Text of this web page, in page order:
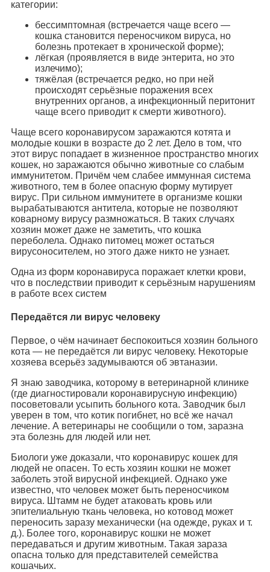
категории:
бессимптомная (встречается чаще всего —
кошка становится переносчиком вируса, но
болезнь протекает в хронической форме);
лёгкая (проявляется в виде энтерита, но это
излечимо);
тяжёлая (встречается редко, но при ней
происходят серьёзные поражения всех
внутренних органов, а инфекционный перитонит
чаще всего приводит к смерти животного).
Чаще всего коронавирусом заражаются котята и
молодые кошки в возрасте до 2 лет. Дело в том, что
этот вирус попадает в жизненное пространство многих
кошек, но заражаются обычно животные со слабым
иммунитетом. Причём чем слабее иммунная система
животного, тем в более опасную форму мутирует
вирус. При сильном иммунитете в организме кошки
вырабатываются антитела, которые не позволяют
коварному вирусу размножаться. В таких случаях
хозяин может даже не заметить, что кошка
переболела. Однако питомец может остаться
вирусоносителем, но этого даже никто не узнает.
Одна из форм коронавируса поражает клетки крови,
что в последствии приводит к серьёзным нарушениям
в работе всех систем
Передаётся ли вирус человеку
Первое, о чём начинает беспокоиться хозяин больного
кота — не передаётся ли вирус человеку. Некоторые
хозяева всерьёз задумываются об эвтаназии.
Я знаю заводчика, которому в ветеринарной клинике
(где диагностировали коронавирусную инфекцию)
посоветовали усыпить больного кота. Заводчик был
уверен в том, что котик погибнет, но всё же начал
лечение. А ветеринары не сообщили о том, заразна
эта болезнь для людей или нет.
Биологи уже доказали, что коронавирус кошек для
людей не опасен. То есть хозяин кошки не может
заболеть этой вирусной инфекцией. Однако уже
известно, что человек может быть переносчиком
вируса. Штамм не будет атаковать кровь или
эпителиальную ткань человека, но котовод может
переносить заразу механически (на одежде, руках и т.
д.). Более того, коронавирус кошки не может
передаваться и другим животным. Такая зараза
опасна только для представителей семейства
кошачьих.